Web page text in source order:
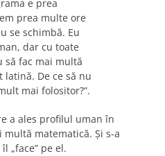
e prea
prea multe ore
se schimbă. Eu
dar cu toate
să fac mai multă
latină. De ce să nu
mai folositor?”.
a ales profilul uman în
multă matematică. Şi s-a
„face” pe el.